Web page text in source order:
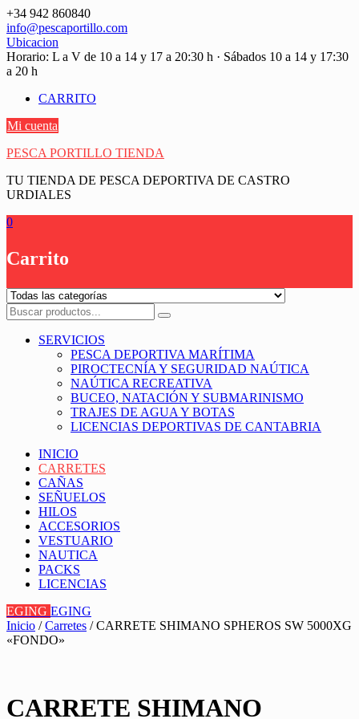
Saltar
contenido
+34 942 860840
info@pescaportillo.com
Ubicacion
Horario: L a V de 10 a 14 y 17 a 20:30 h · Sábados 10 a 14 y 17:30
a 20 h
CARRITO
Mi cuenta
PESCA PORTILLO TIENDA
TU TIENDA DE PESCA DEPORTIVA DE CASTRO
URDIALES
0
Carrito
SERVICIOS
PESCA DEPORTIVA MARÍTIMA
PIROCTECNÍA Y SEGURIDAD NAÚTICA
NAÚTICA RECREATIVA
BUCEO, NATACIÓN Y SUBMARINISMO
TRAJES DE AGUA Y BOTAS
LICENCIAS DEPORTIVAS DE CANTABRIA
INICIO
CARRETES
CAÑAS
SEÑUELOS
HILOS
ACCESORIOS
VESTUARIO
NAUTICA
PACKS
LICENCIAS
EGING EGING
Inicio /Carretes / CARRETE SHIMANO SPHEROS SW 5000XG
«FONDO»
CARRETE SHIMANO